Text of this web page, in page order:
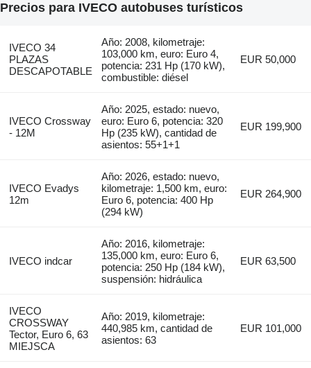
Precios para IVECO autobuses turísticos
IVECO 34
PLAZAS
DESCAPOTABLE
Año: 2008, kilometraje:
103,000 km, euro: Euro 4,
potencia: 231 Hp (170 kW),
combustible: diésel
EUR 50,000
IVECO Crossway
- 12M
Año: 2025, estado: nuevo,
euro: Euro 6, potencia: 320
Hp (235 kW), cantidad de
asientos: 55+1+1
EUR 199,900
IVECO Evadys
12m
Año: 2026, estado: nuevo,
kilometraje: 1,500 km, euro:
Euro 6, potencia: 400 Hp
(294 kW)
EUR 264,900
IVECO indcar
Año: 2016, kilometraje:
135,000 km, euro: Euro 6,
potencia: 250 Hp (184 kW),
suspensión: hidráulica
EUR 63,500
IVECO
CROSSWAY
Tector, Euro 6, 63
MIEJSCA
Año: 2019, kilometraje:
440,985 km, cantidad de
asientos: 63
EUR 101,000